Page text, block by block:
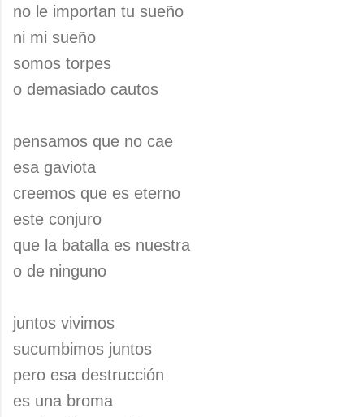
no le importan tu sueño
ni mi sueño
somos torpes
o demasiado cautos
pensamos que no cae
esa gaviota
creemos que es eterno
este conjuro
que la batalla es nuestra
o de ninguno
juntos vivimos
sucumbimos juntos
pero esa destrucción
es una broma